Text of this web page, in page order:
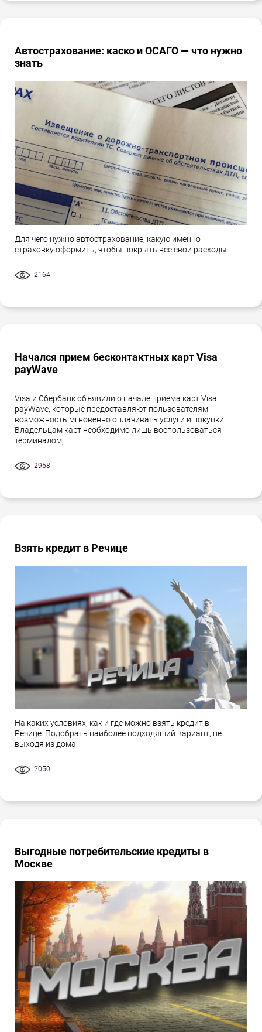
Автострахование: каско и ОСАГО — что нужно
знать
Для чего нужно автострахование, какую именно
страховку оформить, чтобы покрыть все свои расходы.
2164
Начался прием бесконтактных карт Visa
payWave
Visa и Сбербанк объявили о начале приема карт Visa
payWave, которые предоставляют пользователям
возможность мгновенно оплачивать услуги и покупки.
Владельцам карт необходимо лишь воспользоваться
терминалом,
2958
Взять кредит в Речице
На каких условиях, как и где можно взять кредит в
Речице. Подобрать наиболее подходящий вариант, не
выходя из дома.
2050
Выгодные потребительские кредиты в
Москве